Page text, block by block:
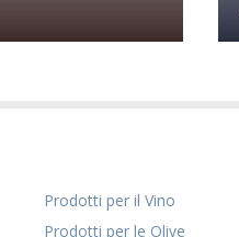
Prodotti per il Vino
Prodotti per le Olive